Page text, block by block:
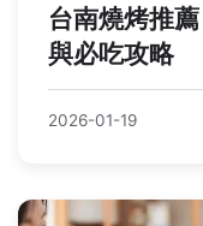
台南燒烤推
與必吃攻略
2026-01-19